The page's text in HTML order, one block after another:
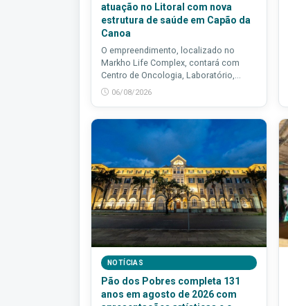
atuação no Litoral com nova
estrutura de saúde em Capão da
Canoa
O empreendimento, localizado no
Markho Life Complex, contará com
Centro de Oncologia, Laboratório,...
06/08/2026
NOTÍCIAS
Pão dos Pobres completa 131
anos em agosto de 2026 com